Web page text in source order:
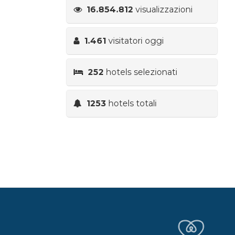
16.854.812 visualizzazioni
1.461 visitatori oggi
252 hotels selezionati
1253 hotels totali